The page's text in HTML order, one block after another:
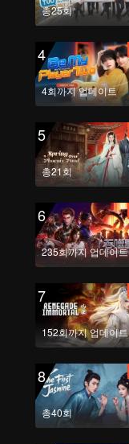
총25회
4
4회까지 업데이트
5
총21회
6
235회까지 업데이트
7
152회까지 업데이트
8
총40회